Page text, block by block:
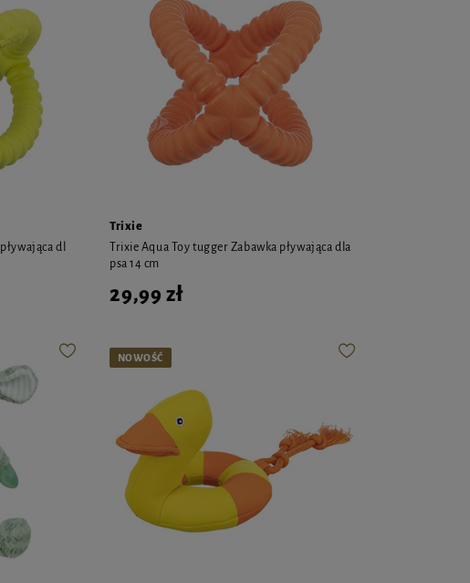
dl
Trixie
Trixie Aqua Toy tugger Zabawka pływająca dla
psa 14 cm
29,99 zł
NOWOŚĆ